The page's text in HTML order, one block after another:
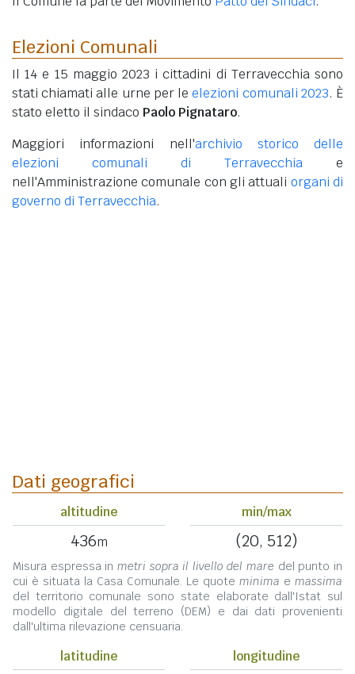
Elezioni Comunali
Il 14 e 15 maggio 2023 i cittadini di Terravecchia sono
stati chiamati alle urne per leelezioni comunali 2023. È
stato eletto il sindaco Paolo Pignataro.
Maggiori informazioni nell'archivio storico delle
elezioni comunali di Terravecchia e
nell'Amministrazione comunale con gli attuali organi di
governo di Terravecchia.
Dati geografici
altitudine
436m
min/max
(20, 512)
Misura espressa in metri sopra il livello del mare del punto in
cui è situata la Casa Comunale. Le quote minima e massima
del territorio comunale sono state elaborate dall'Istat sul
modello digitale del terreno (DEM) e dai dati provenienti
dall'ultima rilevazione censuaria.
latitudine longitudine